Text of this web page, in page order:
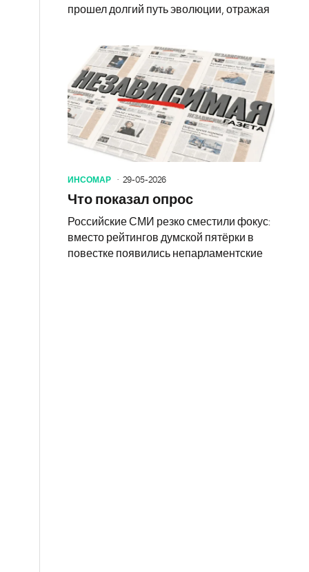
прошел долгий путь эволюции, отражая
ИНСОМАР 29-05-2026
Что показал опрос
Российские СМИ резко сместили фокус:
вместо рейтингов думской пятёрки в
повестке появились непарламентские